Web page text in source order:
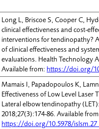
Long L, Briscoe S, Cooper C,
clinical effectiveness and cost-
interventions for tendinopathy?
of clinical effectiveness and
evaluations. Health Technology
Available from: https://doi.org/
Mamais I, Papadopoulos K,
Effectiveness of Low Level
Lateral elbow tendinopathy
2018;27(3):174-86. Available
https://doi.org/10.5978/